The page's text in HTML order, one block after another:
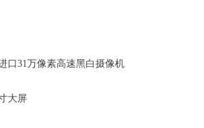
口31万像素高速黑白摄像机
大屏